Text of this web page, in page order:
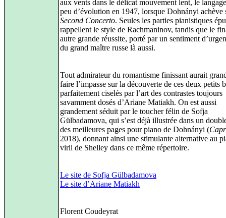
aux vents dans le délicat mouvement lent, le
peu d’évolution en 1947, lorsque Dohnányi achève
Second Concerto. Seules les parties pianistiques
rappellent le style de Rachmaninov, tandis que le
autre grande réussite, porté par un sentiment
du grand maître russe là aussi.
Tout admirateur du romantisme finissant aurait
faire l’impasse sur la découverte de ces deux petits
parfaitement ciselés par l’art des contrastes toujours
savamment dosés d’Ariane Matiakh. On est aussi
grandement séduit par le toucher félin de Sofja
Gülbadamova, qui s’est déjà illustrée dans un
des meilleures pages pour piano de Dohnányi (
2018), donnant ainsi une stimulante alternative au
viril de Shelley dans ce même répertoire.
Le site de Sofja Gülbadamova
Le site d’Ariane Matiakh
Florent Coudeyrat